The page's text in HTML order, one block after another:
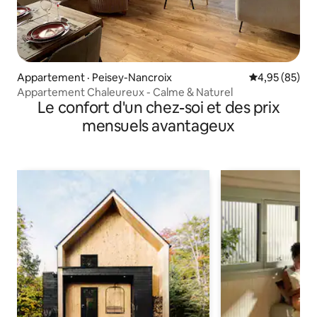
Appartement · Peisey-Nancroix Note
4,95 (85)
Appartement Chaleureux - Calme & Naturel
Le confort d'un chez-soi et des prix
mensuels avantageux